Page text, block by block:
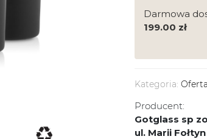
Darmowa
199.00 zł
Kategoria:
Producent:
Gotglass sp
ul. Marii Fołtyn